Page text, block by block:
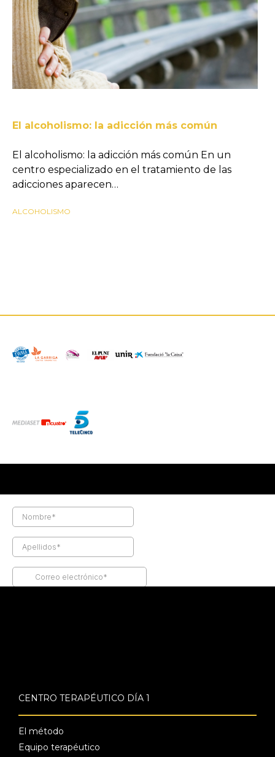
El alcoholismo: la adicción más común
El alcoholismo: la adicción más común En un
centro especializado en el tratamiento de las
adicciones aparecen…
ALCOHOLISMO
CENTRO TERAPÉUTICO DÍA 1
El método
Equipo terapéutico